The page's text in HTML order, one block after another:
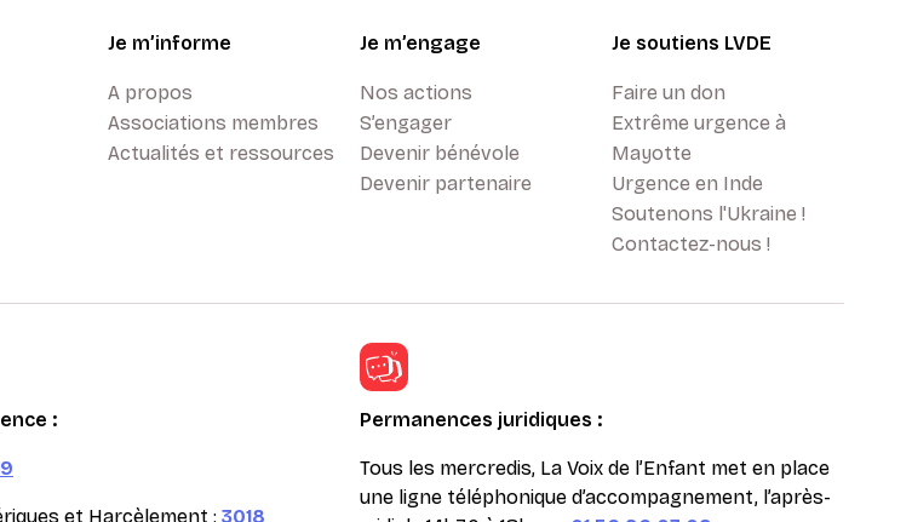
Je m’informe
A propos
Associations membres
Actualités et ressources
Je m’engage
Nos actions
S’engager
Devenir bénévole
Devenir partenaire
Je soutiens LVDE
Faire un don
Extrême urgence à
Mayotte
Urgence en Inde
Soutenons l'Ukraine !
Contactez-nous !
:
et Harcèlement : 3018
Permanences juridiques :
Tous les mercredis, La Voix de l’Enfant met en place
une ligne téléphonique d’accompagnement, l’après-